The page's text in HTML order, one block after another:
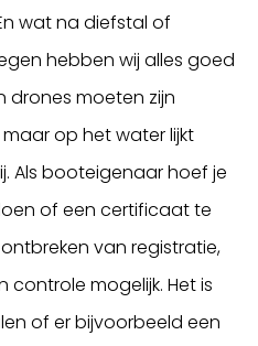
wat na diefstal of
hebben wij alles goed
drones moeten zijn
maar op het water lijkt
Als booteigenaar hoef je
of een certificaat te
van registratie,
controle mogelijk. Het is
of er bijvoorbeeld een